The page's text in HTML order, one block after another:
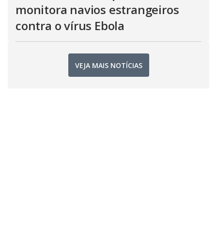
monitora navios estrangeiros
contra o vírus Ebola
VEJA MAIS NOTÍCIAS